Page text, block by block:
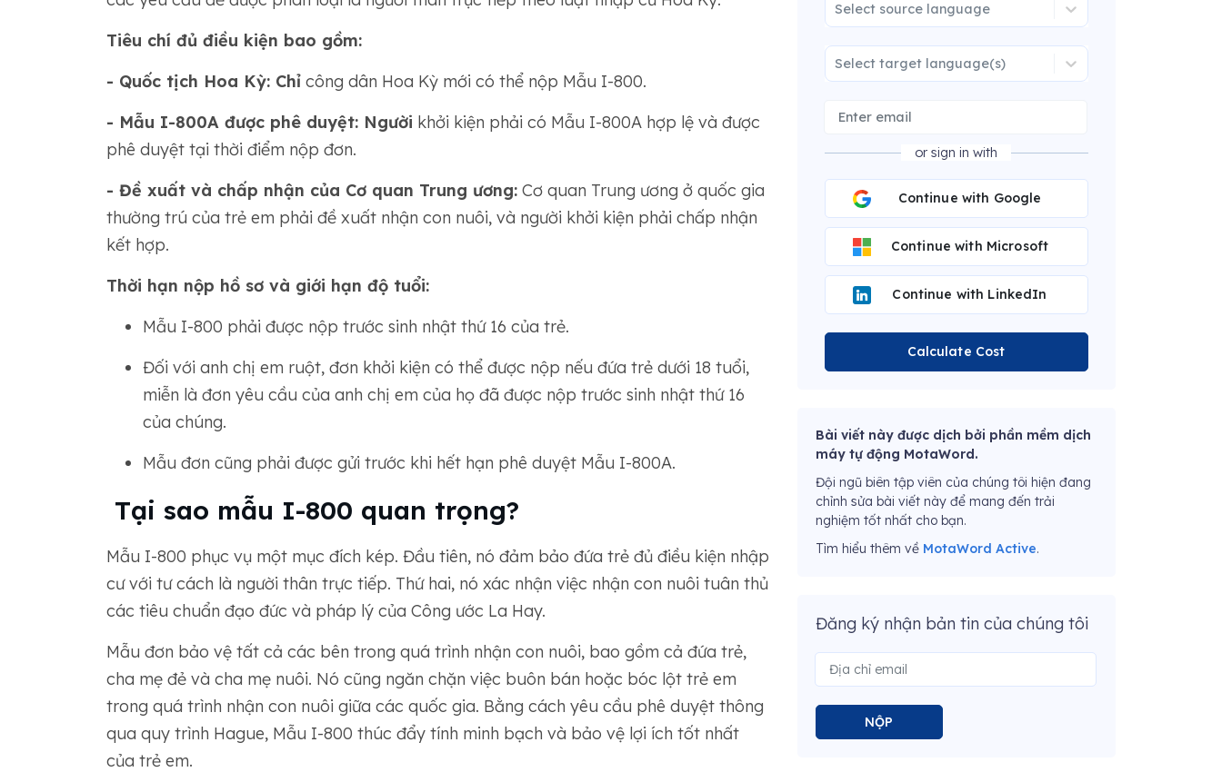
Tiêu chí đủ điều kiện bao gồm:
- Quốc tịch Hoa Kỳ: Chỉcông dân Hoa Kỳ mới có thể nộp Mẫu I-800.
- Mẫu I-800A được phê duyệt: Người khởi kiện phải có Mẫu I-800A hợp lệ và được
phê duyệt tại thời điểm nộp đơn.
- Đề xuất và chấp nhận của Cơ quan Trung ương:Cơ quan Trung ương ở quốc gia
thường trú của trẻ em phải đề xuất nhận con nuôi, và người khởi kiện phải chấp nhận
kết hợp.
Thời hạn nộp hồ sơ và giới hạn độ tuổi:
Mẫu I-800 phải được nộp trước sinh nhật thứ 16 của trẻ.
Đối với anh chị em ruột, đơn khởi kiện có thể được nộp nếu đứa trẻ dưới 18 tuổi,
miễn là đơn yêu cầu của anh chị em của họ đã được nộp trước sinh nhật thứ 16
của chúng.
Mẫu đơn cũng phải được gửi trước khi hết hạn phê duyệt Mẫu I-800A.
Tại sao mẫu I-800 quan trọng?
Mẫu I-800 phục vụ một mục đích kép. Đầu tiên, nó đảm bảo đứa trẻ đủ điều kiện nhập
cư với tư cách là người thân trực tiếp. Thứ hai, nó xác nhận việc nhận con nuôi tuân thủ
các tiêu chuẩn đạo đức và pháp lý của Công ước La Hay.
Mẫu đơn bảo vệ tất cả các bên trong quá trình nhận con nuôi, bao gồm cả đứa trẻ,
cha mẹ đẻ và cha mẹ nuôi. Nó cũng ngăn chặn việc buôn bán hoặc bóc lột trẻ em
trong quá trình nhận con nuôi giữa các quốc gia. Bằng cách yêu cầu phê duyệt thông
qua quy trình Hague, Mẫu I-800 thúc đẩy tính minh bạch và bảo vệ lợi ích tốt nhất
của trẻ em.
Select source language
Select target language(s)
or sign in with
Continue with Google
Continue with Microsoft
Continue with LinkedIn
Calculate Cost
Bài viết này được dịch bởi phần mềm dịch
máy tự động MotaWord.
Đội ngũ biên tập viên của chúng tôi hiện đang
chỉnh sửa bài viết này để mang đến trải
nghiệm tốt nhất cho bạn.
Tìm hiểu thêm về MotaWord Active.
Đăng ký nhận bản tin của chúng tôi
NỘP